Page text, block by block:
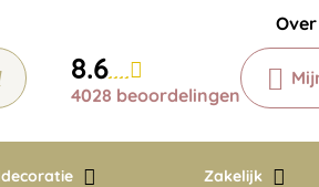
8.6
4028 beoordelingen
Zakelijk
Chatbot
Chat 24/7 met
Contact